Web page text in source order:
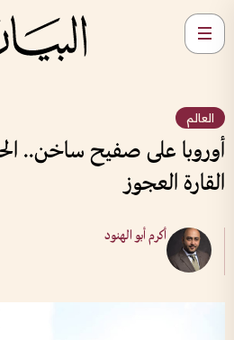
العالم
أوروبا على صفيح ساخن..
القارة العجوز
أكرم أبو الهنود